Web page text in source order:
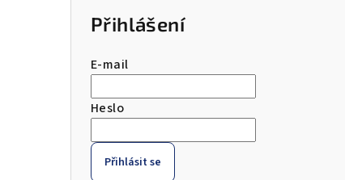
Přihlášení
E-mail
Heslo
Přihlásit se